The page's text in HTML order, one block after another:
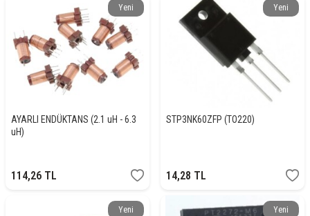
Yeni
AYARLI ENDÜKTANS (2.1 uH - 6.3
uH)
114,26 TL
Yeni
STP3NK60ZFP (TO220)
14,28 TL
Yeni Yeni